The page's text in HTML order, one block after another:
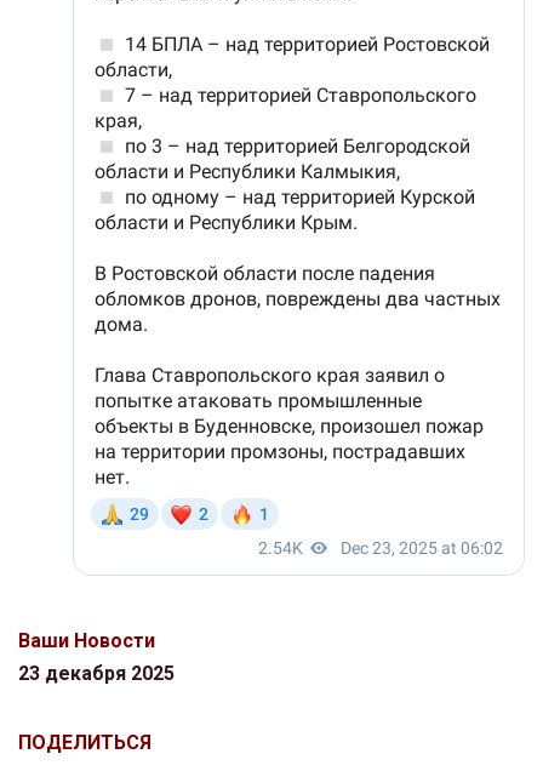
Ваши Новости
23 декабря 2025
ПОДЕЛИТЬСЯ